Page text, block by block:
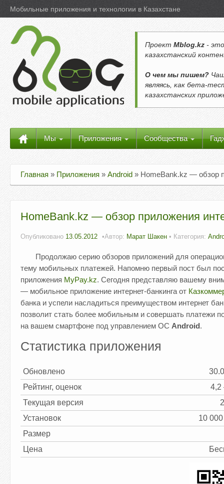
Мобильные приложения и технологии в Казахстане
Проект Mblog.kz -
казахстанский
О чем мы пишем?
являясь, как бета-
казахстанских
Мы Приложения Сообщества
Главная » Приложения » Android » HomeBank.kz — обзор
HomeBank.kz — обзор приложения
Опубликовано 13.05.2012 Автор: Марат Шакен • Категория:
Продолжаю серию обзоров приложений для
тему мобильных платежей. Напомню первый пост был
приложения MyPay.kz. Сегодня представляю вашему
— мобильное приложение интернет-банкинга от
банка и успели насладиться преимуществом интернет
позволит стать более мобильным и совершать платежи
на вашем смартфоне под управлением ОС Android.
Статистика приложения
Обновлено
Рейтинг, оценок
Текущая версия
Установок
10
Размер
Цена